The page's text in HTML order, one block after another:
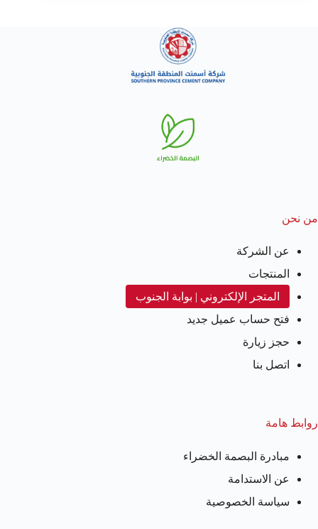
من نحن
عن الشركة
المنتجات
المتجر الإلكتروني | بوابة الجنوب
فتح حساب عميل جديد
حجز زيارة
اتصل بنا
روابط هامة
مبادرة البصمة الخضراء
عن الاستدامة
سياسة الخصوصية